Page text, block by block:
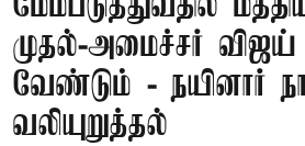
முதல்-அமைச்சர்
வேண்டும் - நயினார்
வலியுறுத்தல்